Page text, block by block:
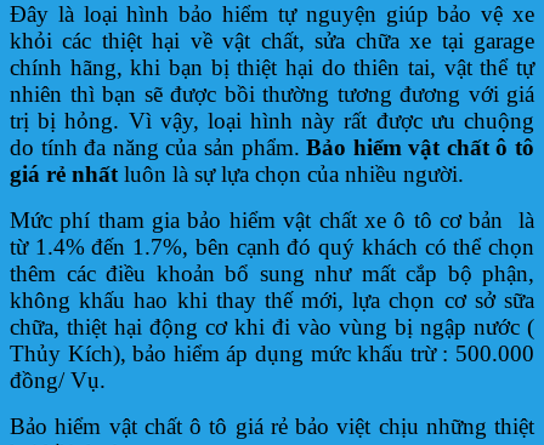
Đây là loại hình bảo hiểm tự nguyện giúp bảo vệ xe
khỏi các thiệt hại về vật chất, sửa chữa xe tại garage
chính hãng, khi bạn bị thiệt hại do thiên tai, vật thể tự
nhiên thì bạn sẽ được bồi thường tương đương với giá
trị bị hỏng. Vì vậy, loại hình này rất được ưu chuộng
do tính đa năng của sản phẩm.Bảo hiểm vật chất ô tô
giá rẻ nhấtluôn là sự lựa chọn của nhiều người.
Mức phí tham gia bảo hiểm vật chất xe ô tô cơ bản là
từ 1.4% đến 1.7%, bên cạnh đó quý khách có thể chọn
thêm các điều khoản bổ sung như mất cắp bộ phận,
không khấu hao khi thay thế mới, lựa chọn cơ sở sữa
chữa, thiệt hại động cơ khi đi vào vùng bị ngập nước (
Thủy Kích), bảo hiểm áp dụng mức khấu trừ : 500.000
đồng/ Vụ.
Bảo hiểm vật chất ô tô giá rẻ bảo việt chịu những thiệt